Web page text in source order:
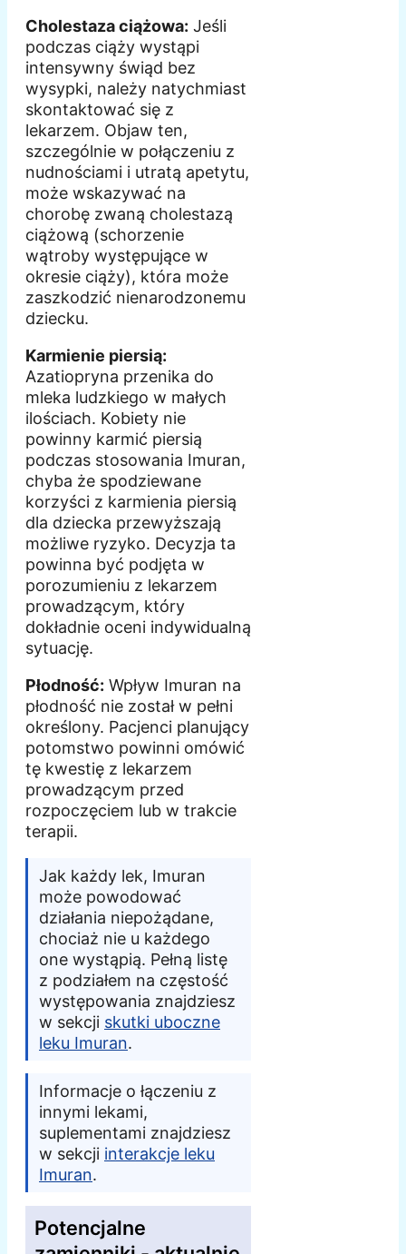
Cholestaza ciążowa: Jeśli
podczas ciąży wystąpi
intensywny świąd bez
wysypki, należy natychmiast
skontaktować się z
lekarzem. Objaw ten,
szczególnie w połączeniu z
nudnościami i utratą apetytu,
może wskazywać na
chorobę zwaną cholestazą
ciążową (schorzenie
wątroby występujące w
okresie ciąży), która może
zaszkodzić nienarodzonemu
dziecku.
Karmienie piersią:
Azatiopryna przenika do
mleka ludzkiego w małych
ilościach. Kobiety nie
powinny karmić piersią
podczas stosowania Imuran,
chyba że spodziewane
korzyści z karmienia piersią
dla dziecka przewyższają
możliwe ryzyko. Decyzja ta
powinna być podjęta w
porozumieniu z lekarzem
prowadzącym, który
dokładnie oceni indywidualną
sytuację.
Płodność: Wpływ Imuran na
płodność nie został w pełni
określony. Pacjenci planujący
potomstwo powinni omówić
tę kwestię z lekarzem
prowadzącym przed
rozpoczęciem lub w trakcie
terapii.
Jak każdy lek, Imuran
może powodować
działania niepożądane,
chociaż nie u każdego
one wystąpią. Pełną listę
z podziałem na częstość
występowania znajdziesz
w sekcji skutki uboczne
leku Imuran.
Informacje o łączeniu z
innymi lekami,
suplementami znajdziesz
w sekcji interakcje leku
Imuran.
Potencjalne